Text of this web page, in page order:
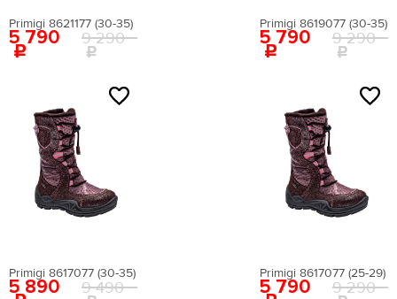
Страна происхождения
(для сайта)
Цвета
размер
Primigi 8621177 (30-35)
5 790 9 290
Primigi 8619077 (30-35)
5 790 9 290
NEW
Primigi 8617077 (30-35)
5 890 9 490
NEW
Primigi 8617077 (25-29)
5 790 9 290